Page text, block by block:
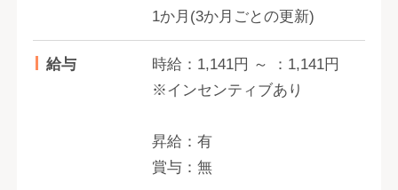
1か月(3か月ごとの更新)
給与
時給：1,141円 ～ ：1,141円
※インセンティブあり
昇給：有
賞与：無